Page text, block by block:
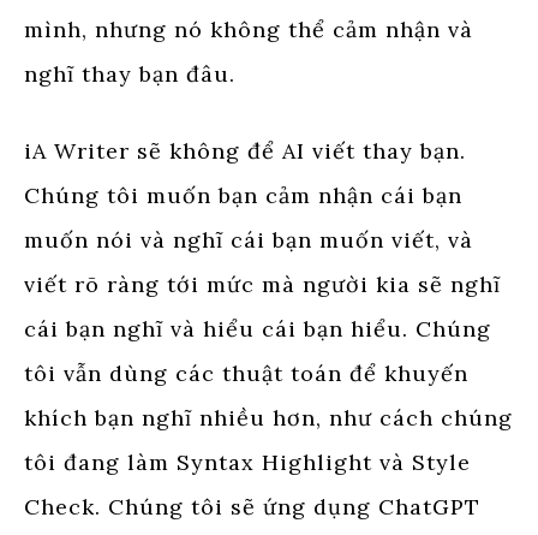
mình, nhưng nó không thể cảm nhận và
nghĩ thay bạn đâu.
iA Writer sẽ không để AI viết thay bạn.
Chúng tôi muốn bạn cảm nhận cái bạn
muốn nói và nghĩ cái bạn muốn viết, và
viết rõ ràng tới mức mà người kia sẽ nghĩ
cái bạn nghĩ và hiểu cái bạn hiểu. Chúng
tôi vẫn dùng các thuật toán để khuyến
khích bạn nghĩ nhiều hơn, như cách chúng
tôi đang làm Syntax Highlight và Style
Check. Chúng tôi sẽ ứng dụng ChatGPT